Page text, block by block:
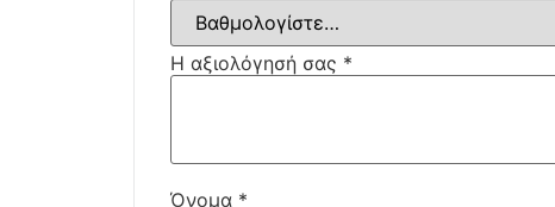
Η αξιολόγησή σας *
Όνομα *